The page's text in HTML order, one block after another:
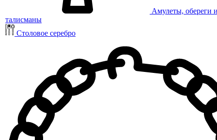
Амулеты, обереги
талисманы
Столовое серебро